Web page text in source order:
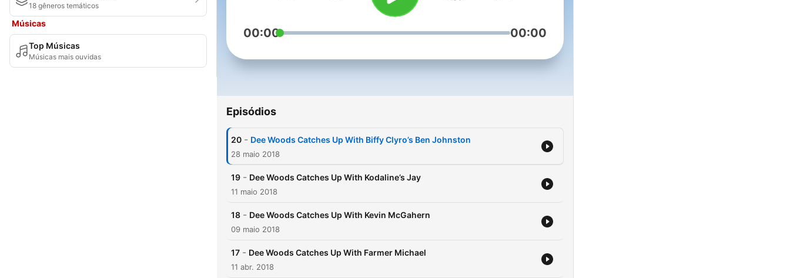
18 gêneros temáticos
Músicas
Top Músicas
Músicas mais ouvidas
00:00 00:00
Episódios
20 - Dee Woods Catches Up With Biffy Clyro’s Ben Johnston
28 maio 2018
19 - Dee Woods Catches Up With Kodaline’s Jay
11 maio 2018
18 - Dee Woods Catches Up With Kevin McGahern
09 maio 2018
17 - Dee Woods Catches Up With Farmer Michael
11 abr. 2018